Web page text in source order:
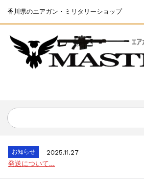
香川県のエアガン・ミリタリーショップ
ちょっと面白い電動416修理...
お知らせ
2026.8.4
お知らせ
2025.11.27
発送について...